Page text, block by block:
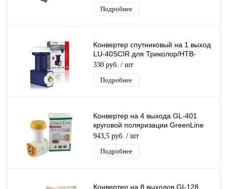
Подробнее
Конвертер спутниковый на 1 выход
LU-40SCIR для Триколор/НТВ-
Плюс круговой поляризации Lumax
330 руб. / шт
Подробнее
Конвертер на 4 выхода GL-401
круговой поляризации GreenLine
QUAD К+ 4 дляТриколор/НТВ-Плюс
943,5 руб. / шт
Подробнее
Конвертер на 8 выходов GI-128